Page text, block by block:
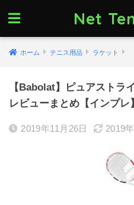
Net
ホーム テニス用品 ラケット
【Babolat】ピュアストラ
レビューまとめ【インプレ】
2019年11月26日 2019